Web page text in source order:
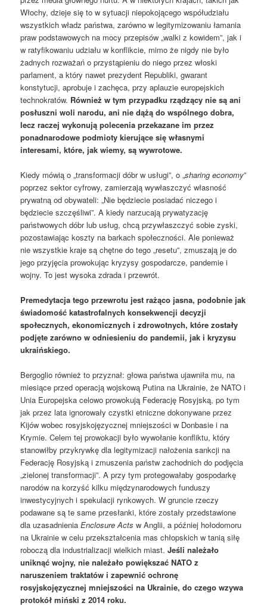
Włochy, dzieje się to w sytuacji niepokojącego współudziału
wszystkich władz państwa, zarówno w legitymizowaniu łamania
praw podstawowych na mocy przepisów „walki z kowidem”, jak i
w ratyfikowaniu udziału w konflikcie, mimo że nigdy nie było
żadnych rozważań o przystąpieniu do niego przez włoski
parlament, a który nawet prezydent Republiki, gwarant
konstytucji, aprobuje i zachęca, przy aplauzie europejskich
technokratów. Również w tym przypadku rządzący nie są ani
posłuszni woli narodu, ani nie dążą do wspólnego dobra,
lecz raczej wykonują polecenia przekazane im przez
ponadnarodowe podmioty kierujące się własnymi
interesami, które, jak wiemy, są wywrotowe.
Kiedy mówią o „transformacji dóbr w usługi”, o „sharing economy”
poprzez sektor cyfrowy, zamierzają wywłaszczyć własność
prywatną od obywateli: „Nie będziecie posiadać niczego i
będziecie szczęśliwi”. A kiedy narzucają prywatyzację
państwowych dóbr lub usług, chcą przywłaszczyć sobie zyski,
pozostawiając koszty na barkach społeczności. Ale ponieważ
nie wszystkie kraje są chętne do tego „resetu”, zmuszają je do
jego przyjęcia prowokując kryzysy gospodarcze, pandemie i
wojny. To jest wysoka zdrada i przewrót.
Premedytacja tego przewrotu jest rażąco jasna, podobnie jak
świadomość katastrofalnych konsekwencji decyzji
społecznych, ekonomicznych i zdrowotnych, które zostały
podjęte zarówno w odniesieniu do pandemii, jak i kryzysu
ukraińskiego.
Bergoglio również to przyznał: głowa państwa ujawniła mu, na
miesiące przed operacją wojskową Putina na Ukrainie, że NATO i
Unia Europejska celowo prowokują Federację Rosyjską, po tym
jak przez lata ignorowały czystki etniczne dokonywane przez
Kijów wobec rosyjskojęzycznej mniejszości w Donbasie i na
Krymie. Celem tej prowokacji było wywołanie konfliktu, który
stanowiłby przykrywkę dla legitymizacji nałożenia sankcji na
Federację Rosyjską i zmuszenia państw zachodnich do podjęcia
„zielonej transformacji”. A przy tym protegowałaby gospodarkę
narodów na korzyść kilku międzynarodowych funduszy
inwestycyjnych i spekulacji rynkowych. W gruncie rzeczy
podawane są te same przesłanki, które zostały przedstawione
dla uzasadnieniaEnclosure Acts w Anglii, a później hołodomoru
na Ukrainie w celu przekształcenia mas chłopskich w tanią siłę
roboczą dla industrializacji wielkich miast.Jeśli należało
uniknąć wojny, nie należało powiększać NATO z
naruszeniem traktatów i zapewnić ochronę
rosyjskojęzycznej mniejszości na Ukrainie, do czego wzywa
protokół miński z 2014 roku.